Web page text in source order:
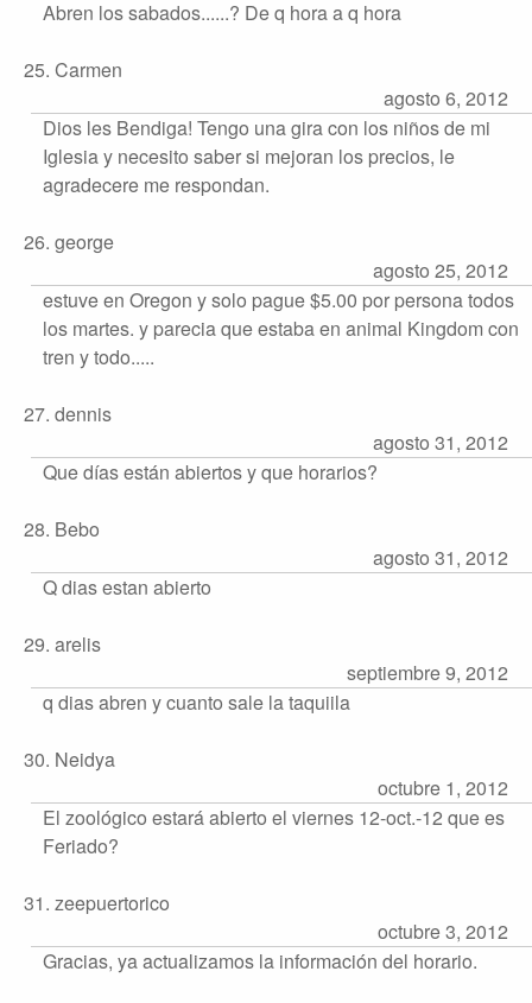
Abren los sabados......? De q hora a q hora
25. Carmen
agosto 6, 2012
Dios les Bendiga! Tengo una gira con los niños de mi
Iglesia y necesito saber si mejoran los precios, le
agradecere me respondan.
26. george
agosto 25, 2012
estuve en Oregon y solo pague $5.00 por persona todos
los martes. y parecia que estaba en animal Kingdom con
tren y todo.....
27. dennis
agosto 31, 2012
Que días están abiertos y que horarios?
28. Bebo
agosto 31, 2012
Q dias estan abierto
29. arelis
septiembre 9, 2012
q dias abren y cuanto sale la taquiila
30. Neidya
octubre 1, 2012
El zoológico estará abierto el viernes 12-oct.-12 que es
Feriado?
31. zeepuertorico
octubre 3, 2012
Gracias, ya actualizamos la información del horario.